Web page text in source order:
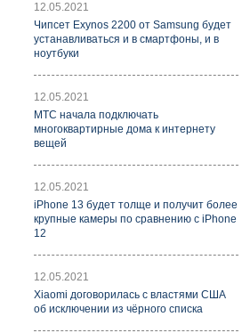
12.05.2021
Чипсет Exynos 2200 от Samsung будет
устанавливаться и в смартфоны, и в
ноутбуки
12.05.2021
МТС начала подключать
многоквартирные дома к интернету
вещей
12.05.2021
iPhone 13 будет толще и получит более
крупные камеры по сравнению с iPhone
12
12.05.2021
Xiaomi договорилась с властями США
об исключении из чёрного списка